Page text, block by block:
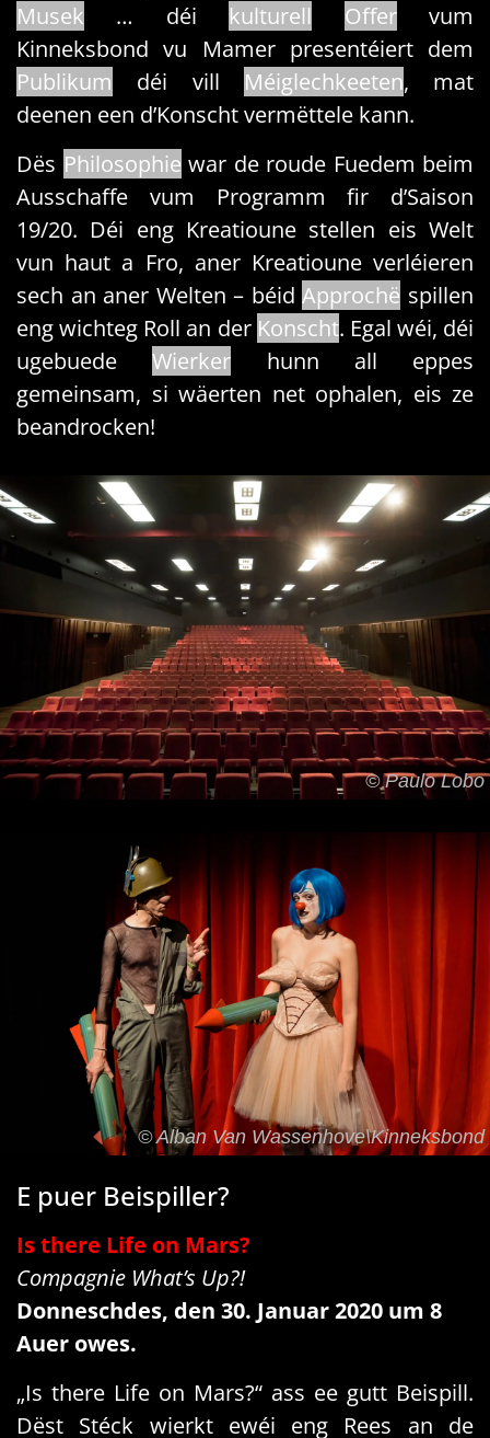
Musek … déi kulturell Offervum
Kinneksbond vu Mamer presentéiert dem
Publikum déi vill Méiglechkeeten, mat
deenen een d’Konscht vermëttele kann.
Dës Philosophie war de roude Fuedem beim
Ausschaffe vum Programm fir d’Saison
19/20. Déi eng Kreatioune stellen eis Welt
vun haut a Fro, aner Kreatioune verléieren
sech an aner Welten – béidApprochë spillen
eng wichteg Roll an der Konscht. Egal wéi, déi
ugebuedeWierker hunn all eppes
gemeinsam, si wäerten net ophalen, eis ze
beandrocken!
© Paulo Lobo
© Alban Van Wassenhove\Kinneksbond
E puer Beispiller?
Is there Life on Mars?
Compagnie What’s Up?!
Donneschdes, den 30. Januar 2020 um 8
Auer owes.
„Is there Life on Mars?“ ass ee gutt Beispill.
Dëst Stéck wierkt ewéi eng Rees an de